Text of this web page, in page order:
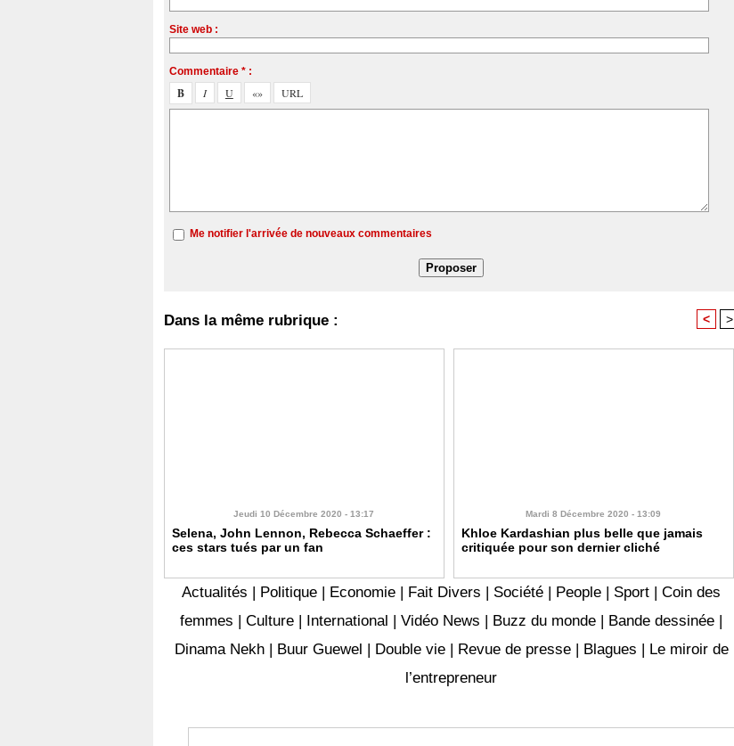
Site web :
Commentaire * :
Me notifier l'arrivée de nouveaux commentaires
Dans la même rubrique : < >
Jeudi 10 Décembre 2020 - 13:17
Selena, John Lennon, Rebecca Schaeffer :
ces stars tués par un fan
Mardi 8 Décembre 2020 - 13:09
Khloe Kardashian plus belle que jamais
critiquée pour son dernier cliché
Actualités Politique Economie Fait Divers Société People Sport
Coin des
femmes
Culture International Vidéo News Buzz du monde Bande dessinée
Dinama Nekh
Buur Guewel Double vie Revue de presse Blagues
Le miroir de
l’entrepreneur